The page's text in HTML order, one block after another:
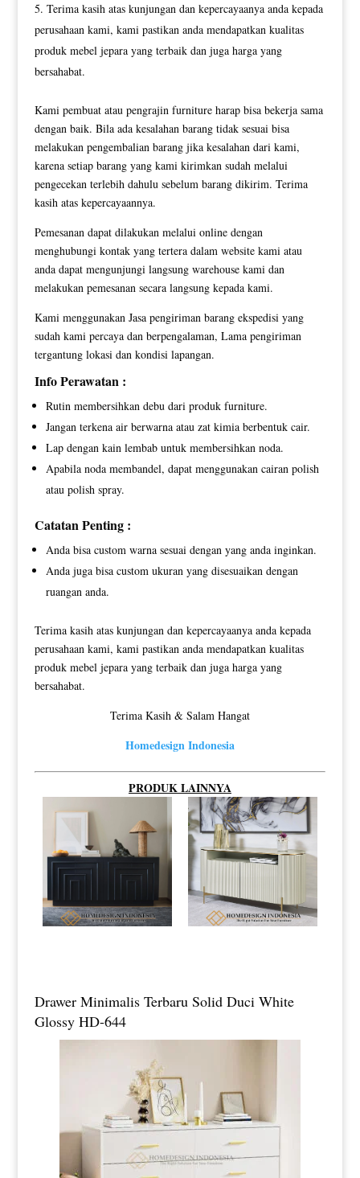
Terima kasih atas kunjungan dan kepercayaanya anda kepada
perusahaan kami, kami pastikan anda mendapatkan kualitas
produk mebel jepara yang terbaik dan juga harga yang
bersahabat.
Kami pembuat atau pengrajin furniture harap bisa bekerja sama
dengan baik. Bila ada kesalahan barang tidak sesuai bisa
melakukan pengembalian barang jika kesalahan dari kami,
karena setiap barang yang kami kirimkan sudah melalui
pengecekan terlebih dahulu sebelum barang dikirim. Terima
kasih atas kepercayaannya.
Pemesanan dapat dilakukan melalui online dengan
menghubungi kontak yang tertera dalam website kami atau
anda dapat mengunjungi langsung warehouse kami dan
melakukan pemesanan secara langsung kepada kami.
Kami menggunakan Jasa pengiriman barang ekspedisi yang
sudah kami percaya dan berpengalaman, Lama pengiriman
tergantung lokasi dan kondisi lapangan.
Info Perawatan :
Rutin membersihkan debu dari produk furniture.
Jangan terkena air berwarna atau zat kimia berbentuk cair.
Lap dengan kain lembab untuk membersihkan noda.
Apabila noda membandel, dapat menggunakan cairan polish
atau polish spray.
Catatan Penting :
Anda bisa custom warna sesuai dengan yang anda inginkan.
Anda juga bisa custom ukuran yang disesuaikan dengan
ruangan anda.
Terima kasih atas kunjungan dan kepercayaanya anda kepada
perusahaan kami, kami pastikan anda mendapatkan kualitas
produk mebel jepara yang terbaik dan juga harga yang
bersahabat.
Terima Kasih & Salam Hangat
Homedesign Indonesia
PRODUK LAINNYA
Drawer Minimalis Terbaru Solid Duci White
Glossy HD-644